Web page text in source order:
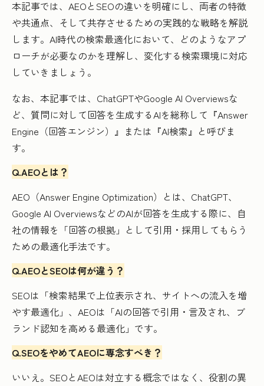
本記事では、AEOとSEOの違いを明確にし、両者の特徴
や共通点、そして共存させるための実践的な戦略を解説
します。AI時代の検索最適化において、どのようなアプ
ローチが必要なのかを理解し、変化する検索環境に対応
していきましょう。
なお、本記事では、ChatGPTやGoogle AI Overviewsな
ど、質問に対して回答を生成するAIを総称して『Answer
Engine（回答エンジン）』または『AI検索』と呼びま
す。
Q.AEOとは？
AEO（Answer Engine Optimization）とは、ChatGPT、
Google AI OverviewsなどのAIが回答を生成する際に、自
社の情報を「回答の根拠」として引用・採用してもらう
ための最適化手法です。
Q.AEOとSEOは何が違う？
SEOは「検索結果で上位表示され、サイトへの流入を増
やす最適化」、AEOは「AIの回答で引用・言及され、ブ
ランド認知を高める最適化」です。
Q.SEOをやめてAEOに専念すべき？
いいえ。SEOとAEOは対立する概念ではなく、役割の異